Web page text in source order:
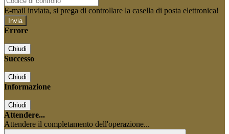
E-mail inviata, si prega di controllare la casella di posta elettronica!
Errore
Chiudi
Successo
Chiudi
Informazione
Chiudi
Attendere...
Attendere il completamento dell'operazione...